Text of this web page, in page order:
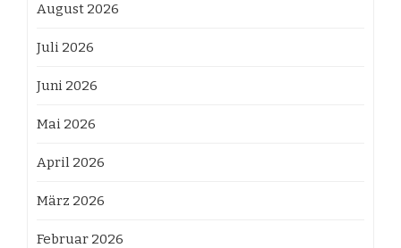
August 2026
Juli 2026
Juni 2026
Mai 2026
April 2026
März 2026
Februar 2026